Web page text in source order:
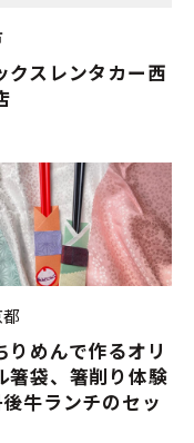
クスレンタカー西
りめんで作るオリ
箸袋、箸削り体験
牛ランチのセッ